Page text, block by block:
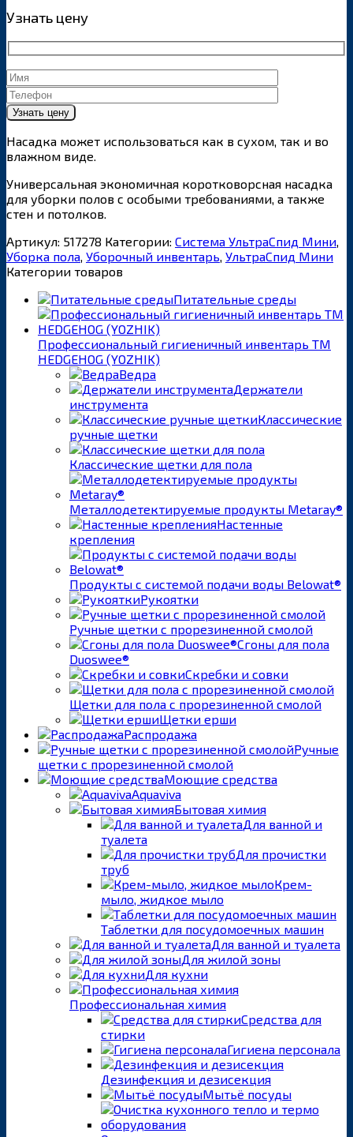
Узнать цену
Насадка может использоваться как в сухом, так и во
влажном виде.
Универсальная экономичная коротковорсная насадка
для уборки полов с особыми требованиями, а также
стен и потолков.
Артикул: 517278 Категории: Система УльтраСпид Мини,
Уборка пола, Уборочный инвентарь, УльтраСпид Мини
Категории товаров
Питательные среды
Профессиональный гигиеничный инвентарь ТМ
HEDGEHOG (YOZHIK)
Ведра
Держатели
инструмента
Классические
ручные щетки
Классические щетки для пола
Металлодетектируемые продукты Metaray®
Настенные
крепления
Продукты с системой подачи воды Belowat®
Рукоятки
Ручные щетки с прорезиненной смолой
Сгоны для пола
Duoswee®
Скребки и совки
Щетки для пола с прорезиненной смолой
Щетки ерши
Распродажа
Ручные
щетки с прорезиненной смолой
Моющие средства
Aquaviva
Бытовая химия
Для ванной и
туалета
Для прочистки
труб
Крем-
мыло, жидкое мыло
Таблетки для посудомоечных машин
Для ванной и туалета
Для жилой зоны
Для кухни
Профессиональная химия
Средства для
стирки
Гигиена персонала
Дезинфекция и дезисекция
Мытьё посуды